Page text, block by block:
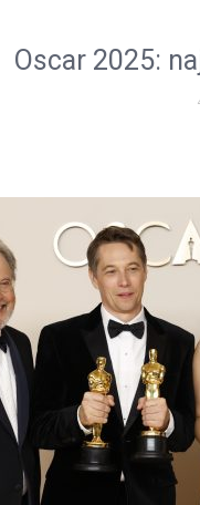
Oscar 2025: